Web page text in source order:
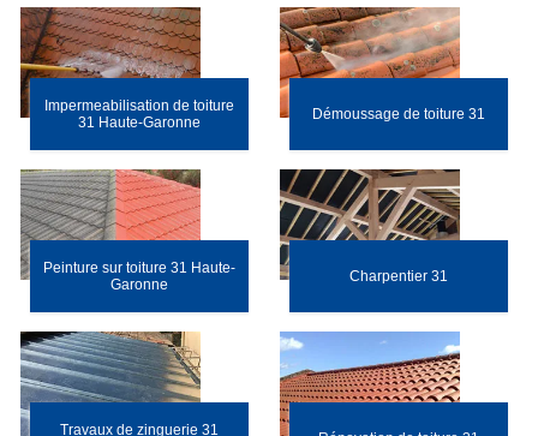
Impermeabilisation de toiture
31 Haute-Garonne
Démoussage de toiture 31
Peinture sur toiture 31 Haute-
Garonne
Charpentier 31
Travaux de zinguerie 31